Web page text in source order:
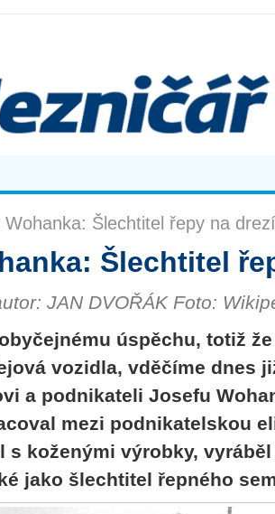
Wohanka: Šlechtitel řepy na
Šlechtitel
JAN DVOŘÁK Foto:
úspěchu, totiž
vozidla, vděčíme dnes
a podnikateli Josefu
mezi podnikatelskou
s koženými výrobky,
jako šlechtitel řepného